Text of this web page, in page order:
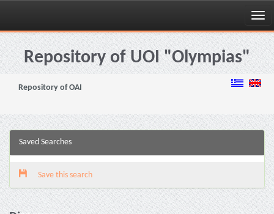
Skip
navigationRepository of UOI "Olympias"
Repository of OAI
Saved Searches
Save this search